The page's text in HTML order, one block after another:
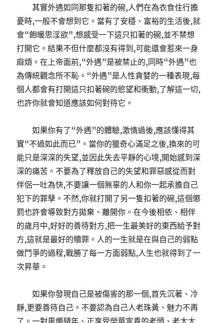
其實外遇如同那隻扣著的碗,人們在為衣食住行擔
憂時,一般不會想到它。當有了安穩、富裕的生活後,就
會“飽暖思淫欲”,想感受一下這只扣著的碗,並不禁想
打開它。結果不但什麼都沒有得到,可能還會惹來一身
麻煩。在上帝面前,“外遇”是被禁止的,同時“外遇”也
為傳統觀念所不恥。“外遇”是人性貪婪的一種表現,每
個人都會有打開這只扣著碗的慾望和衝動,了解這一切,
也許你就會知道應該如何對待它。
如果你有了“外遇”的體驗,激情過後,應該懂得其
實“不過如此而已”。當你的獵奇心滿足之後,換來的可
能只是深深的失望,並因此失去平靜的心境,開始感到深
深的痛苦。不要為了釋放自己的失望和罪惡感從而對
伴侶一吐為快,不要讓一個無辜的人和你一起承擔自己
犯下的罪孽。不然,你就打開了另一隻扣著的碗,這個懲
罰也許會導致對方拋棄、離開你。在今後相依、相伴
的歲月中,好好的善待對方,把一生最美好的東西給予對
方,這就是最好的贖罪。人的一生就是在與自己的弱點
做鬥爭的過程,戰勝了每一方面弱點,人生也就得到了一
次昇華。
如果你發現自己是被傷害的那一個,首先沉著、冷
靜,更要善待自己。不要認為自己人老珠黃、魅力不再